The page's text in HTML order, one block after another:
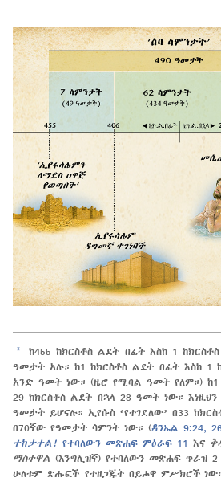
a
ከ455 ከክርስቶስ ልደት በፊት እስከ 1
ዓመታት አሉ። ከ1 ከክርስቶስ ልደት በፊት እስከ 1
አንድ ዓመት ነው። (ዜሮ የሚባል ዓመት የለም።) ከ1
29 ከክርስቶስ ልደት በኋላ 28 ዓመት ነው።
ዓመታት ይሆናሉ። ኢየሱስ ‘የተገደለው’ በ33
በ70ኛው የዓመታት ሳምንት ነው። (ዳንኤል 9:24,
ተከታተል! የተባለውን መጽሐፍ ምዕራፍ 11 እና
ማስተዋል (እንግሊዝኛ) የተባለውን መጽሐፍ ጥራዝ 2
ሁለቱም ጽሑፎች የተዘጋጁት በይሖዋ ምሥክሮች